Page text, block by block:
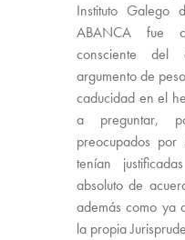
Instituto Galego
ABANCA fue
consciente
argumento de
caducidad en el
a preguntar,
preocupados
tenían
absoluto de
además como ya
la propia